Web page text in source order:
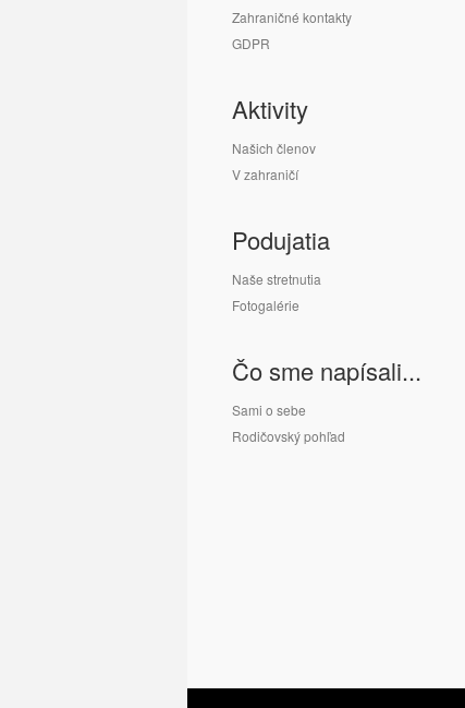
Zahraničné kontakty
GDPR
Aktivity
Našich členov
V zahraničí
Podujatia
Naše stretnutia
Fotogalérie
Čo sme napísali...
Sami o sebe
Rodičovský pohľad